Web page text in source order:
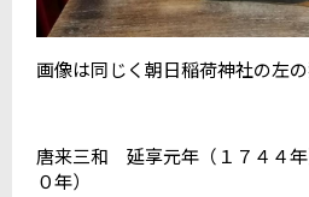
画像は同じく朝日稲荷神社の左の
唐来三和 延享元年（１７４４
０年）